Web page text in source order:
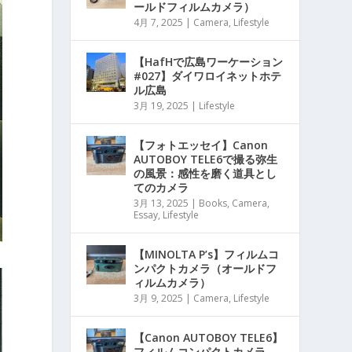
ールドフィルムカメラ）
4月 7, 2025 | Camera, Lifestyle
【HafHで広島ワーケーション
#027】ダイワロイネットホテ
ル広島
3月 19, 2025 | Lifestyle
【フォトエッセイ】Canon
AUTOBOY TELE6で撮る弥生
の風景：感性を磨く道具とし
てのカメラ
3月 13, 2025 | Books, Camera,
Essay, Lifestyle
【MINOLTA P’s】フィルムコ
ンパクトカメラ（オールドフ
ィルムカメラ）
3月 9, 2025 | Camera, Lifestyle
【Canon AUTOBOY TELE6】